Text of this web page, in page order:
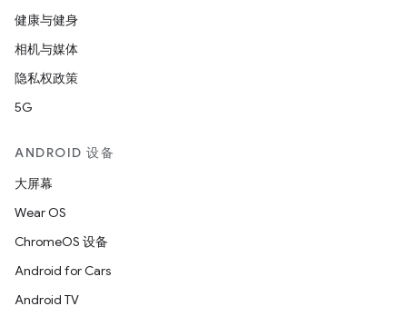
健康与健身
相机与媒体
隐私权政策
5G
ANDROID 设备
大屏幕
Wear OS
ChromeOS 设备
Android for Cars
Android TV